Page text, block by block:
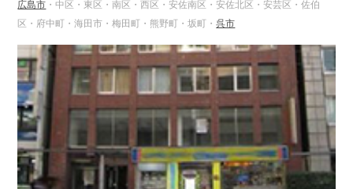
広島市 ・中区・東区・南区・西区・安佐南区・安佐北区・安芸区・佐伯
区・府中町・海田市・梅田町・熊野町・坂町・呉市